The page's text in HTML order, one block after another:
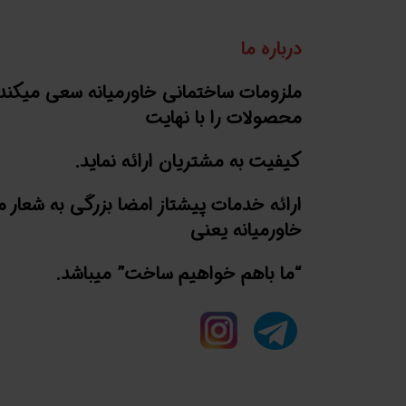
درباره ما
ملزومات ساختمانی خاورمیانه سعی
محصولات را با نهایت
کیفیت به مشتریان ارائه نماید.
ارائه خدمات پیشتاز امضا بزرگی به شعار
خاورمیانه یعنی
“ما باهم خواهیم ساخت” میباشد.